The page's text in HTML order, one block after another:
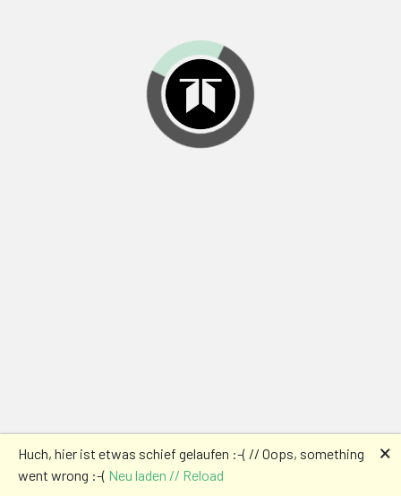
Huch, hier ist etwas schief gelaufen :-( // Oops, something
went wrong :-( Neu laden // Reload
🗙